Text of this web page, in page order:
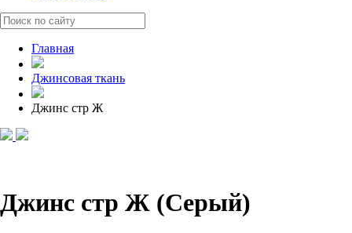
Главная
Джинсовая ткань
Джинс стр Ж
Джинс стр Ж (Серый)